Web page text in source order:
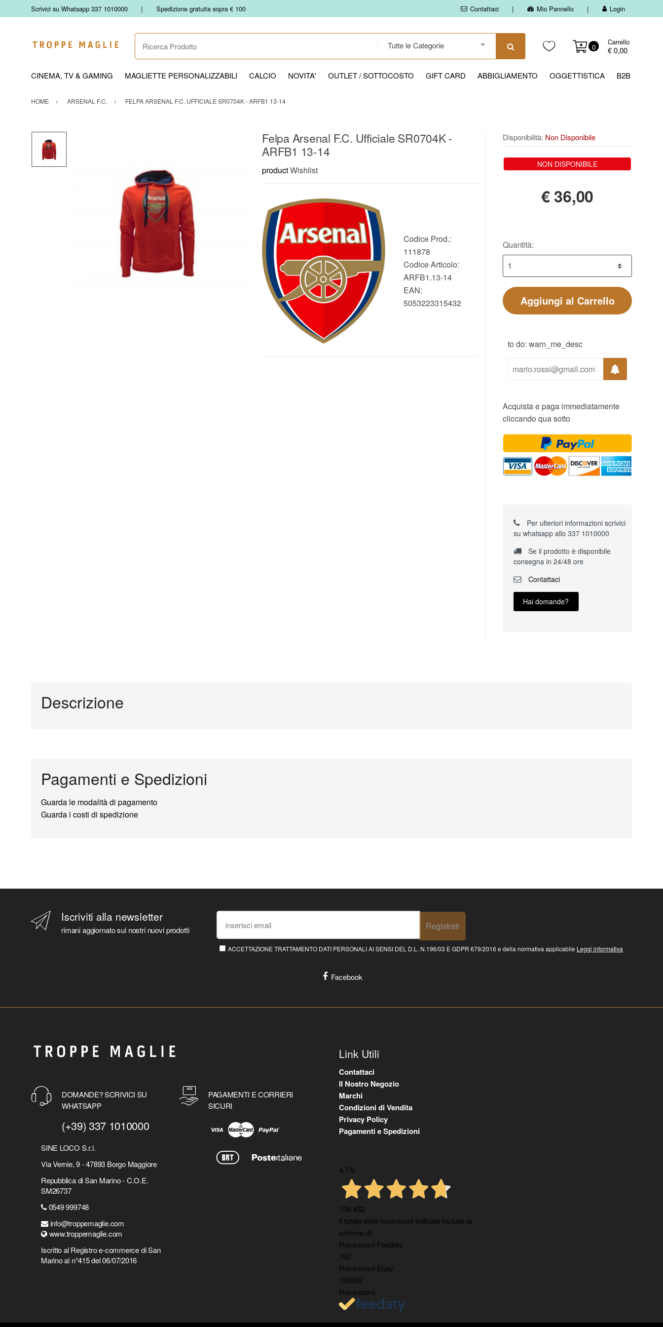
Scrivici su Whatsapp 337 1010000 Spedizione gratuita sopra € 100 Contattaci Mio Pannello Login
Ricerca Prodotto
0
Carrello
€ 0,00
CINEMA, TV & GAMING MAGLIETTE PERSONALIZZABILI CALCIO NOVITA' OUTLET / SOTTOCOSTO GIFT CARD ABBIGLIAMENTO OGGETTISTICA B2B
HOME ARSENAL F.C. FELPA ARSENAL F.C. UFFICIALE SR0704K - ARFB1 13-14
Felpa Arsenal F.C. Ufficiale SR0704K -
ARFB1 13-14
productWishlist
Codice Prod.:
111878
Codice Articolo:
ARFB1.13-14
EAN:
5053223315432
Disponibilità: Non Disponibile
NON DISPONIBILE
€36,00
Quantità:
Aggiungi al Carrello
to do: warn_me_desc
Acquista e paga immediatamente
cliccando qua sotto
Per ulteriori informazioni scrivici
su whatsapp allo 337 1010000
Se il prodotto è disponibile
consegna in 24/48 ore
Contattaci
Hai domande?
Descrizione
Pagamenti e Spedizioni
Guarda le modalità di pagamento
Guarda i costi di spedizione
Iscriviti alla newsletter
rimani aggiornato sui nostri nuovi prodotti Registrati
ACCETTAZIONE TRATTAMENTO DATI PERSONALI AI SENSI DEL D.L. N.196/03 E GDPR 679/2016 e della normativa applicabile Leggi informativa
Facebook
DOMANDE? SCRIVICI SU
WHATSAPP
(+39) 337 1010000
SINE LOCO S.r.l.
Via Vernie, 9 - 47893 Borgo Maggiore
Repubblica di San Marino - C.O.E.
SM26737
0549 999748
info@troppemaglie.com
www.troppemaglie.com
Iscritto al Registro e-commerce di San
Marino al n°415 del 06/07/2016
PAGAMENTI E CORRIERI
SICURI
Link Utili
Contattaci
Il Nostro Negozio
Marchi
Condizioni di Vendita
Privacy Policy
Pagamenti e Spedizioni
4,7/5
129.452
Il totale delle recensioni indicate include la
somma di:
Recensioni Feedaty
160
Recensioni Ebay
129292
Recensioni